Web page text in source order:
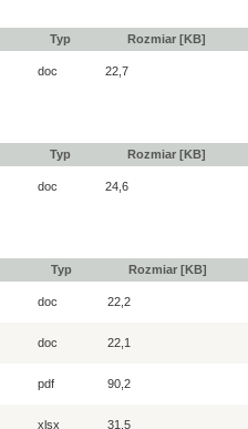
Typ Rozmiar [KB]
doc 22,7
Typ Rozmiar [KB]
doc 24,6
Typ Rozmiar [KB]
doc 22,2
doc 22,1
pdf 90,2
xlsx 31,5